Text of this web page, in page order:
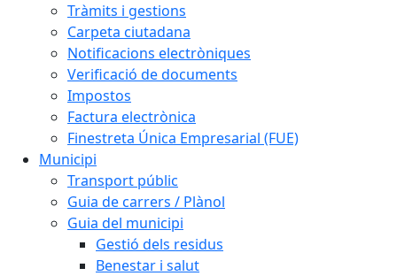
Tràmits i gestions
Carpeta ciutadana
Notificacions electròniques
Verificació de documents
Impostos
Factura electrònica
Finestreta Única Empresarial (FUE)
Municipi
Transport públic
Guia de carrers / Plànol
Guia del municipi
Gestió dels residus
Benestar i salut